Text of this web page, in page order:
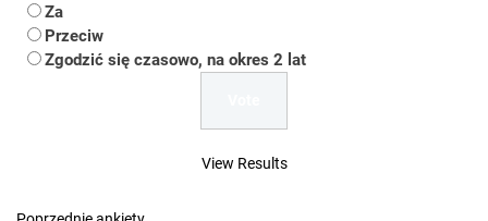
Za
Przeciw
Zgodzić się czasowo, na okres 2 lat
View Results